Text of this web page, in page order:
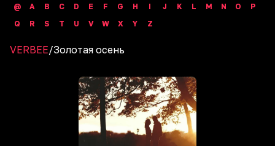
@
A B C D E F G H I J K L M N O
P
Q
R S T U V W X Y Z
VERBEE/Золотая осень